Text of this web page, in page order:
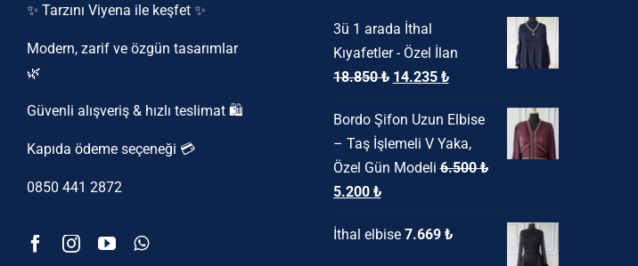
✨ Tarzını Viyena ile keşfet ✨
Modern, zarif ve özgün tasarımlar
🌿
Güvenli alışveriş & hızlı teslimat 🛍️
Kapıda ödeme seçeneği 💳
0850 441 2872
3ü 1 arada İthal
Kıyafetler - Özel İlan
18.850₺ Orijinal
fiyat:
18.850 ₺.
14.235 ₺Şu
andaki
fiyat:
14.235 ₺.
Bordo Şifon Uzun Elbise
– Taş İşlemeli V Yaka,
Özel Gün Modeli 6.500₺
Orijinal
fiyat:
6.500 ₺.
5.200 ₺Şu
andaki
fiyat:
İthal elbise 7.669 ₺